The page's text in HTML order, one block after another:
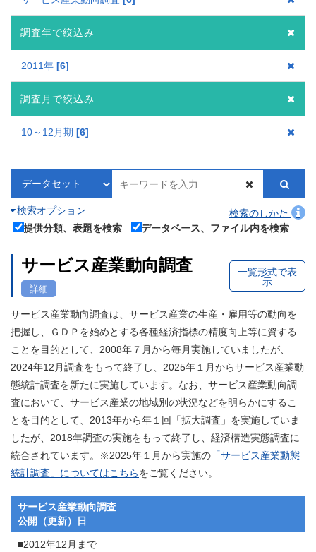
調査年で絞込み
2011年 6
調査月で絞込み
10～12月期 6
検索オプション
検索のしかた
提供分類、表題を検索
データベース、ファイル内を検索
サービス産業動向調査
詳細
一覧形式で表
示
サービス産業動向調査は、サービス産業の生産・雇用等の動向を
把握し、ＧＤＰを始めとする各種経済指標の精度向上等に資する
ことを目的として、2008年７月から毎月実施していましたが、
2024年12月調査をもって終了し、2025年１月からサービス産業動
態統計調査を新たに実施しています。なお、サービス産業動向調
査において、サービス産業の地域別の状況などを明らかにするこ
とを目的として、2013年から年１回「拡大調査」を実施していま
したが、2018年調査の実施をもって終了し、経済構造実態調査に
統合されています。※2025年１月から実施の 「サービス産業動態
統計調査」についてはこちらをご覧ください。
サービス産業動向調査
公開（更新）日
■2012年12月まで